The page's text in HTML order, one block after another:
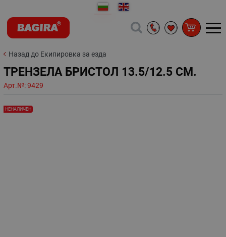
Назад до Екипировка за езда
ТРЕНЗЕЛА БРИСТОЛ 13.5/12.5 СМ.
Арт.№:9429
НЕНАЛИЧЕН